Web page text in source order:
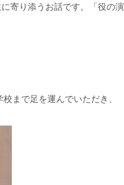
寄り添うお話です。「役の演
まで足を運んでいただき、